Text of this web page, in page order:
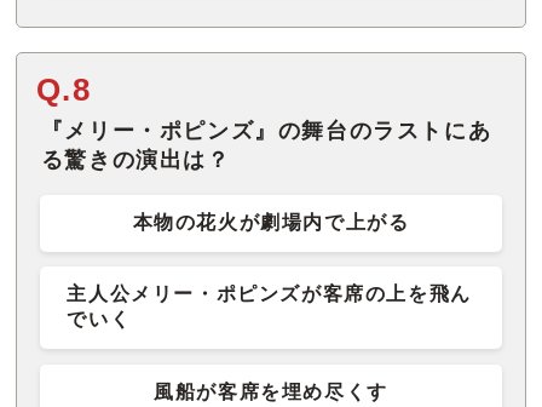
Q.8
『メリー・ポピンズ』の舞台のラストにあ
る驚きの演出は？
本物の花火が劇場内で上がる
主人公メリー・ポピンズが客席の上を飛ん
でいく
風船が客席を埋め尽くす